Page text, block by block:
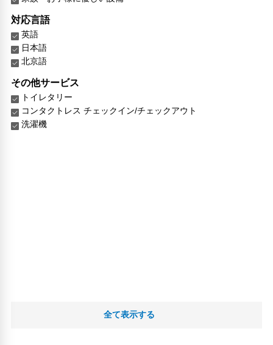
対応言語
英語
日本語
北京語
その他サービス
トイレタリー
コンタクトレス チェックイン/チェックアウト
洗濯機
全て表示する